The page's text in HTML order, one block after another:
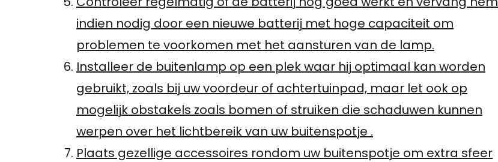
indien nodig door een nieuwe batterij met hoge capaciteit om
problemen te voorkomen met het aansturen van de lamp.
Installeer de buitenlamp op een plek waar hij optimaal kan worden
gebruikt, zoals bij uw voordeur of achtertuinpad, maar let ook op
mogelijk obstakels zoals bomen of struiken die schaduwen kunnen
werpen over het lichtbereik van uw buitenspotje .
Plaats gezellige accessoires rondom uw buitenspotje om extra sfeer